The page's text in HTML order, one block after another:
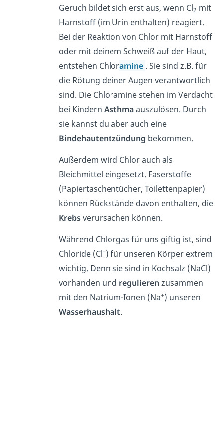
Geruch bildet sich erst aus, wenn Cl2 mit
Harnstoff (im Urin enthalten) reagiert.
Bei der Reaktion von Chlor mit Harnstoff
oder mit deinem Schweiß auf der Haut,
entstehen Chloramine . Sie sind z.B. für
die Rötung deiner Augen verantwortlich
sind. Die Chloramine stehen im Verdacht
bei Kindern Asthmaauszulösen. Durch
sie kannst du aber auch eine
Bindehautentzündung bekommen.
Außerdem wird Chlor auch als
Bleichmittel eingesetzt. Faserstoffe
(Papiertaschentücher, Toilettenpapier)
können Rückstände davon enthalten, die
Krebsverursachen können.
Während Chlorgas für uns giftig ist, sind
Chloride (Cl–) für unseren Körper extrem
wichtig. Denn sie sind in Kochsalz (NaCl)
vorhanden und regulieren zusammen
mit den Natrium-Ionen (Na+) unseren
Wasserhaushalt.